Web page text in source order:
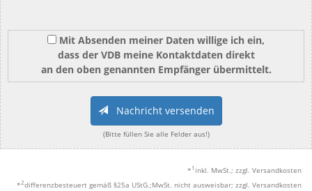
Mit Absenden meiner Daten willige ich ein,
dass der VDB meine Kontaktdaten direkt
an den oben genannten Empfänger übermittelt.
Nachricht versenden
(Bitte füllen Sie alle Felder aus!)
* 1 inkl. MwSt.; zzgl. Versandkosten
*2differenzbesteuert gemäß §25a UStG.;MwSt. nicht ausweisbar; zzgl. Versandkosten